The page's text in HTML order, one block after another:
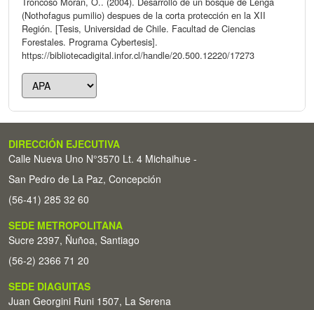
(Nothofagus pumilio) despues de la corta protección en la XII
Región. [Tesis, Universidad de Chile. Facultad de Ciencias
Forestales. Programa Cybertesis].
https://bibliotecadigital.infor.cl/handle/20.500.12220/17273
DIRECCIÓN EJECUTIVA
Calle Nueva Uno N°3570 Lt. 4 Michaihue -
San Pedro de La Paz, Concepción
(56-41) 285 32 60
SEDE METROPOLITANA
Sucre 2397, Ñuñoa, Santiago
(56-2) 2366 71 20
SEDE DIAGUITAS
Juan Georgini Runi 1507, La Serena